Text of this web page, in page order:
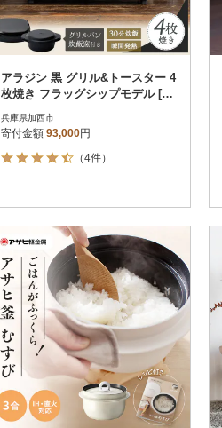
アラジン 黒 グリル&トースター 4
枚焼き フラッグシップモデル [No
兵庫県加西市
寄付金額 93,000円
（4件）